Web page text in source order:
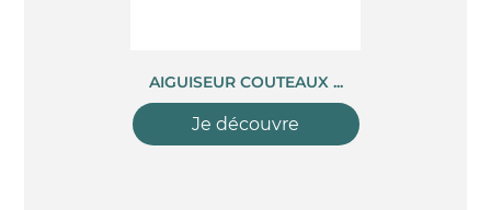
Je découvre
AIGUISEUR COUTEAUX ...